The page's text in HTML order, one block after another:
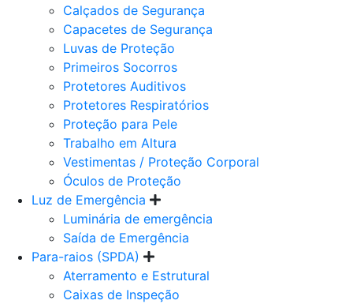
Calçados de Segurança
Capacetes de Segurança
Luvas de Proteção
Primeiros Socorros
Protetores Auditivos
Protetores Respiratórios
Proteção para Pele
Trabalho em Altura
Vestimentas / Proteção Corporal
Óculos de Proteção
Luz de Emergência
Luminária de emergência
Saída de Emergência
Para-raios (SPDA)
Aterramento e Estrutural
Caixas de Inspeção